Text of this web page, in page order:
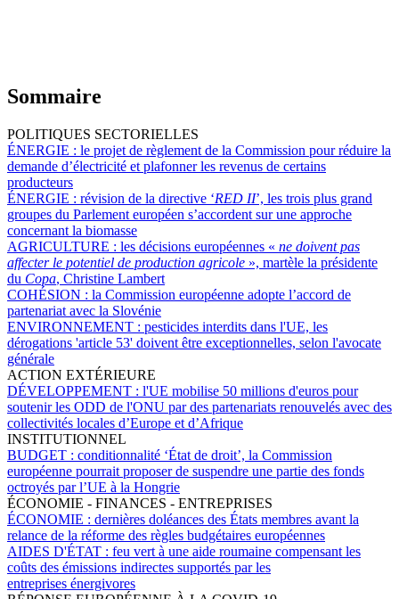
Sommaire
POLITIQUES SECTORIELLES
ÉNERGIE : le projet de règlement de la Commission pour réduire la
demande d’électricité et plafonner les revenus de certains
producteurs
ÉNERGIE : révision de la directive ‘RED II’, les trois plus grand
groupes du Parlement européen s’accordent sur une approche
concernant la biomasse
AGRICULTURE : les décisions européennes « ne doivent pas
affecter le potentiel de production agricole », martèle la présidente
du Copa, Christine Lambert
COHÉSION : la Commission européenne adopte l’accord de
partenariat avec la Slovénie
ENVIRONNEMENT : pesticides interdits dans l'UE, les
dérogations 'article 53' doivent être exceptionnelles, selon l'avocate
générale
ACTION EXTÉRIEURE
DÉVELOPPEMENT : l'UE mobilise 50 millions d'euros pour
soutenir les ODD de l'ONU par des partenariats renouvelés avec des
collectivités locales d’Europe et d’Afrique
INSTITUTIONNEL
BUDGET : conditionnalité ‘État de droit’, la Commission
européenne pourrait proposer de suspendre une partie des fonds
octroyés par l’UE à la Hongrie
ÉCONOMIE - FINANCES - ENTREPRISES
ÉCONOMIE : dernières doléances des États membres avant la
relance de la réforme des règles budgétaires européennes
AIDES D'ÉTAT : feu vert à une aide roumaine compensant les
coûts des émissions indirectes supportés par les
entreprises énergivores